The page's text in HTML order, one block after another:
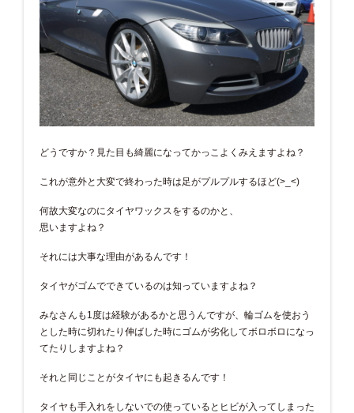
どうですか？見た目も綺麗になってかっこよくみえますよね？
これが意外と大変で終わった時は足がプルプルするほど(>_<)
何故大変なのにタイヤワックスをするのかと、
思いますよね？
それには大事な理由があるんです！
タイヤがゴムでできているのは知っていますよね？
みなさんも1度は経験があるかと思うんですが、輪ゴムを使おう
とした時に切れたり伸ばした時にゴムが劣化してボロボロになっ
てたりしますよね？
それと同じことがタイヤにも起きるんです！
タイヤも手入れをしないでの使っているとヒビが入ってしまった